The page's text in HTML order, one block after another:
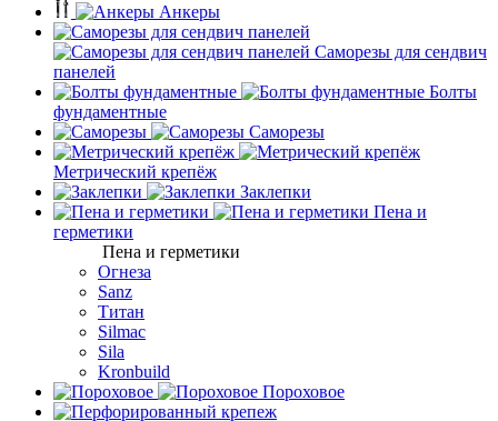
Анкеры
Саморезы для сендвич
панелей
Болты
фундаментные
Саморезы
Метрический крепёж
Заклепки
Пена и
герметики
Пена и герметики
Огнеза
Sanz
Титан
Silmac
Sila
Kronbuild
Пороховое